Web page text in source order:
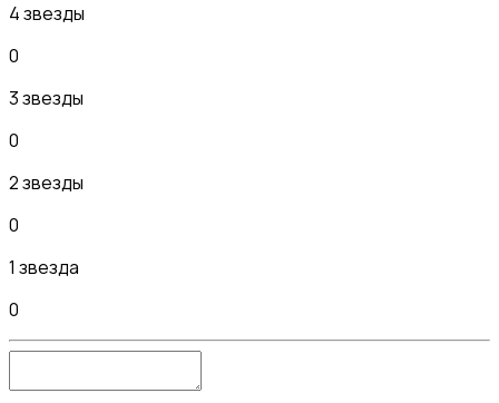
4 звезды
0
3 звезды
0
2 звезды
0
1 звезда
0